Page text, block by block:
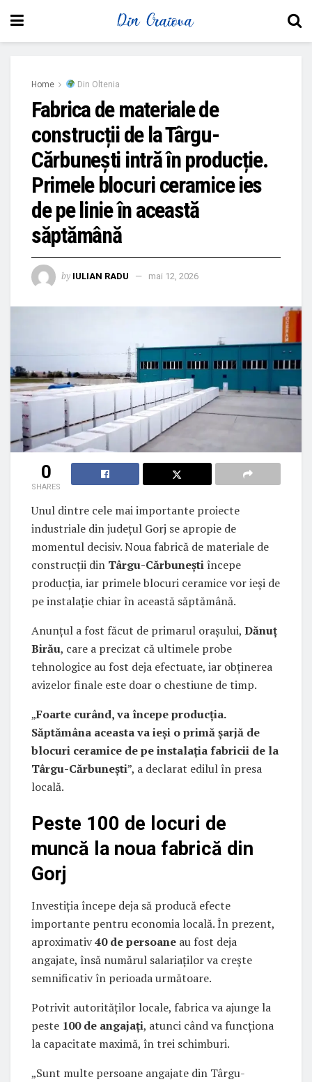
Home Din Oltenia
Fabrica de materiale de
construcții de la Târgu-
Cărbunești intră în producție.
Primele blocuri ceramice ies
de pe linie în această
săptămână
by IULIAN RADU mai 12, 2026
0
SHARES
Unul dintre cele mai importante proiecte
industriale din județul Gorj se apropie de
momentul decisiv. Noua fabrică de materiale de
construcții din Târgu-Cărbunești începe
producția, iar primele blocuri ceramice vor ieși de
pe instalație chiar în această săptămână.
Anunțul a fost făcut de primarul orașului, Dănuț
Birău, care a precizat că ultimele probe
tehnologice au fost deja efectuate, iar obținerea
avizelor finale este doar o chestiune de timp.
„Foarte curând, va începe producția.
Săptămâna aceasta va ieși o primă șarjă de
blocuri ceramice de pe instalația fabricii de la
Târgu-Cărbunești”, a declarat edilul în presa
locală.
Peste 100 de locuri de
muncă la noua fabrică din
Gorj
Investiția începe deja să producă efecte
importante pentru economia locală. În prezent,
aproximativ40 de persoane au fost deja
angajate, însă numărul salariaților va crește
semnificativ în perioada următoare.
Potrivit autorităților locale, fabrica va ajunge la
peste 100 de angajați, atunci când va funcționa
la capacitate maximă, în trei schimburi.
„Sunt multe persoane angajate din Târgu-